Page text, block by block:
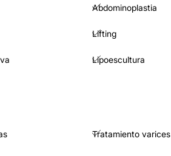
Abdominoplastia
Lifting
Lipoescultura
Tratamiento varices